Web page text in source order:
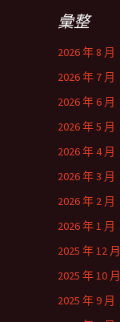
彙整
2026 年 8 月
2026 年 7 月
2026 年 6 月
2026 年 5 月
2026 年 4 月
2026 年 3 月
2026 年 2 月
2026 年 1 月
2025 年 12 月
2025 年 10 月
2025 年 9 月